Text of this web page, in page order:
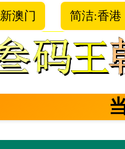
新澳门 简洁:香港